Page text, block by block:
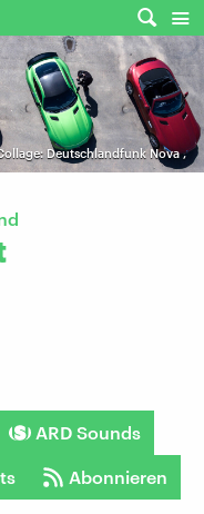
Deutschlandfunk Nova,
ARD Sounds
Abonnieren